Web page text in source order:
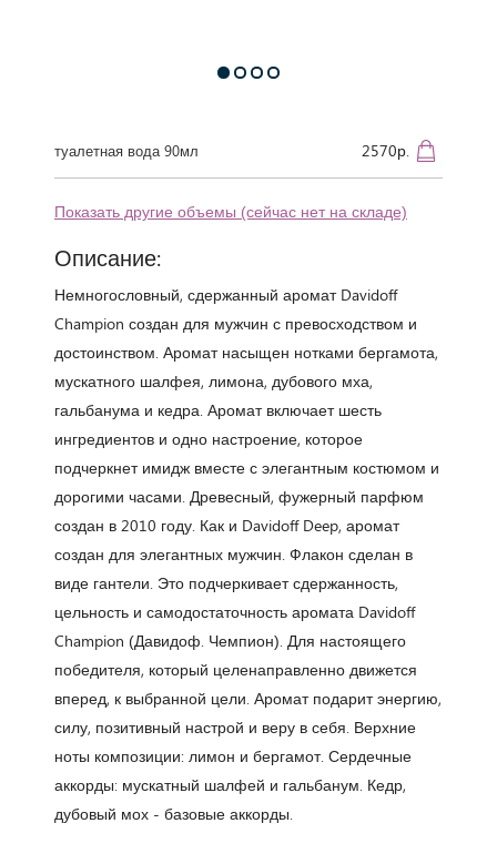
туалетная вода 90мл 2570р.
Показать другие объемы (сейчас нет на складе)
Описание:
Немногословный, сдержанный аромат Davidoff
Champion создан для мужчин с превосходством и
достоинством. Аромат насыщен нотками бергамота,
мускатного шалфея, лимона, дубового мха,
гальбанума и кедра. Аромат включает шесть
ингредиентов и одно настроение, которое
подчеркнет имидж вместе с элегантным костюмом и
дорогими часами. Древесный, фужерный парфюм
создан в 2010 году. Как и Davidoff Deep, аромат
создан для элегантных мужчин. Флакон сделан в
виде гантели. Это подчеркивает сдержанность,
цельность и самодостаточность аромата Davidoff
Champion (Давидоф. Чемпион). Для настоящего
победителя, который целенаправленно движется
вперед, к выбранной цели. Аромат подарит энергию,
силу, позитивный настрой и веру в себя. Верхние
ноты композиции: лимон и бергамот. Сердечные
аккорды: мускатный шалфей и гальбанум. Кедр,
дубовый мох - базовые аккорды.